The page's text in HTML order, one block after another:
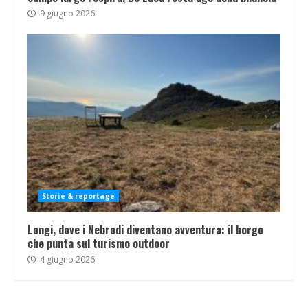
9 giugno 2026
Storie & reportage
Longi, dove i Nebrodi diventano avventura: il borgo
che punta sul turismo outdoor
4 giugno 2026